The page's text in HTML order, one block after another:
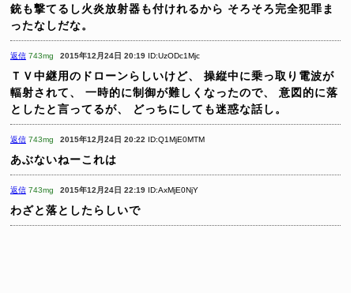
銃も撃てるし火炎放射器も付けれるから そろそろ完全犯罪ま
ったなしだな。
返信 743mg 2015年12月24日 20:19 ID:UzODc1Mjc
ＴＶ中継用のドローンらしいけど、
操縦中に乗っ取り電波が
輻射されて、
一時的に制御が難しくなったので、
意図的に落
としたと言ってるが、
どっちにしても迷惑な話し。
返信 743mg 2015年12月24日 20:22 ID:Q1MjE0MTM
あぶないねーこれは
返信 743mg 2015年12月24日 22:19 ID:AxMjE0NjY
わざと落としたらしいで